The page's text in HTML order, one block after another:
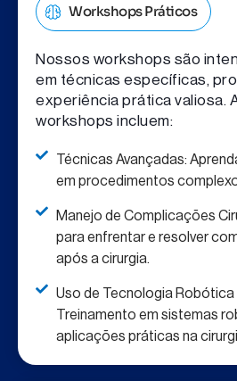
Workshops Práticos
Nossos workshops são
em técnicas específicas,
experiência prática valiosa.
workshops incluem:
Técnicas Avançadas:
em procedimentos
Manejo de Complicações
para enfrentar e resolver
após a cirurgia.
Uso de Tecnologia Robótica
Treinamento em sistemas
aplicações práticas na